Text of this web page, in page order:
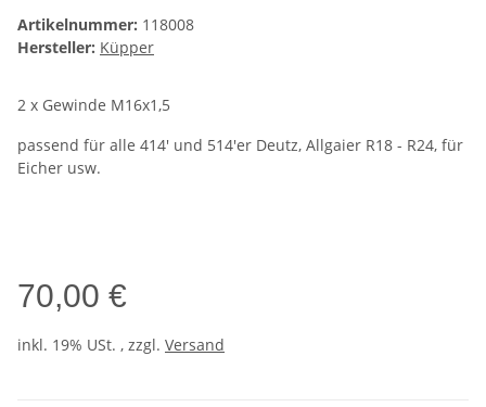
Artikelnummer: 118008
Hersteller: Küpper
2 x Gewinde M16x1,5
passend für alle 414' und 514'er Deutz, Allgaier R18 - R24, für
Eicher usw.
70,00 €
inkl. 19% USt. , zzgl. Versand